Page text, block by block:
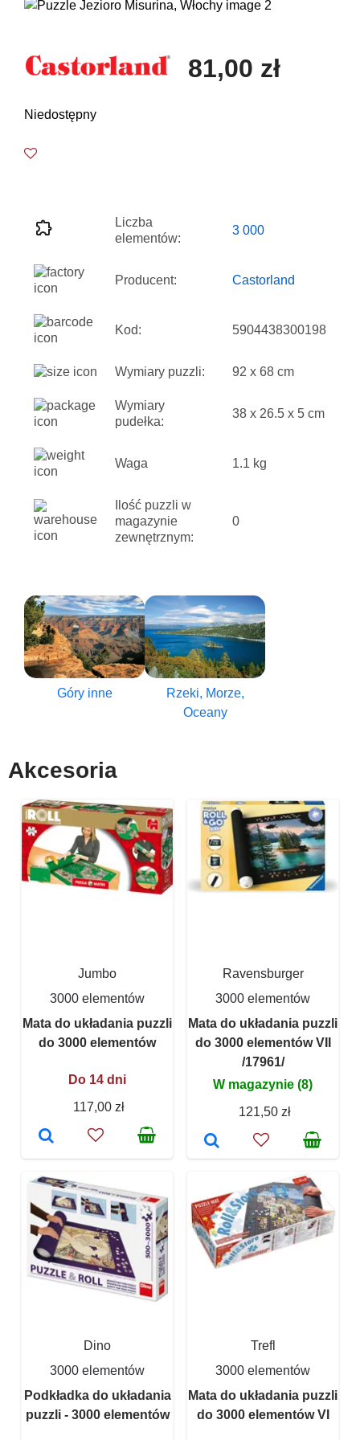
81,00 zł
Niedostępny
Liczba
elementów:
3 000
Producent: Castorland
Kod: 5904438300198
Wymiary puzzli: 92 x 68 cm
Wymiary
pudełka:
38 x 26.5 x 5 cm
Waga 1.1 kg
Ilość puzzli w
magazynie
zewnętrznym:
0
Góry inne
Rzeki, Morze,
Oceany
Akcesoria
Jumbo
3000 elementów
Mata do układania puzzli
do 3000 elementów
Do 14 dni
117,00 zł
Ravensburger
3000 elementów
Mata do układania puzzli
do 3000 elementów VII
/17961/
W magazynie (8)
121,50 zł
Dino
3000 elementów
Podkładka do układania
puzzli - 3000 elementów
Trefl
3000 elementów
Mata do układania puzzli
do 3000 elementów VI